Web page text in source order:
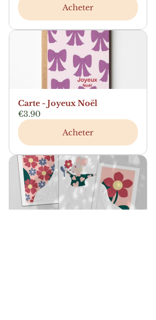
Acheter
Carte - Joyeux Noël
€3.90
Acheter